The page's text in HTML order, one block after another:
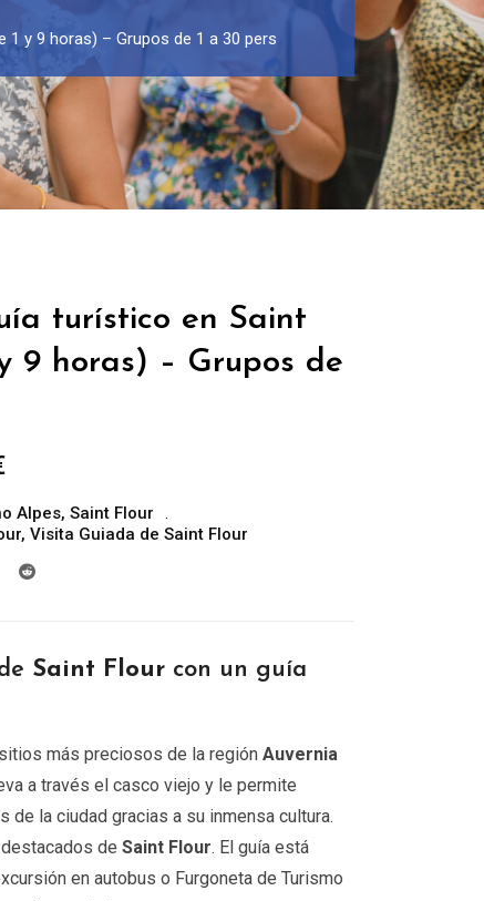
1 y 9 horas) – Grupos de 1 a 30 pers
turístico en Saint
9 horas) – Grupos de
Rango
precios:
desde
299.00€
809.00€
Alpes, Saint Flour
, Visita Guiada de Saint Flour
Saint Flour con un guía
más preciosos de la región Auvernia
a través el casco viejo y le permite
la ciudad gracias a su inmensa cultura.
de Saint Flour. El guía está
en autobus o Furgoneta de Turismo